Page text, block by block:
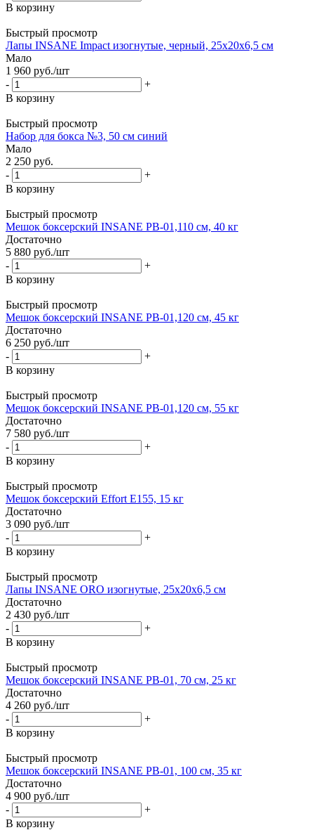
В корзину
Быстрый просмотр
Лапы INSANE Impact изогнутые, черный, 25х20х6,5 см
Мало
1 960 руб./шт
-
+
В корзину
Быстрый просмотр
Набор для бокса №3, 50 см синий
Мало
2 250 руб.
-
+
В корзину
Быстрый просмотр
Мешок боксерский INSANE PB-01,110 см, 40 кг
Достаточно
5 880 руб./шт
-
+
В корзину
Быстрый просмотр
Мешок боксерский INSANE PB-01,120 см, 45 кг
Достаточно
6 250 руб./шт
-
+
В корзину
Быстрый просмотр
Мешок боксерский INSANE PB-01,120 см, 55 кг
Достаточно
7 580 руб./шт
-
+
В корзину
Быстрый просмотр
Мешок боксерский Effort E155, 15 кг
Достаточно
3 090 руб./шт
-
+
В корзину
Быстрый просмотр
Лапы INSANE ORO изогнутые, 25х20х6,5 см
Достаточно
2 430 руб./шт
-
+
В корзину
Быстрый просмотр
Мешок боксерский INSANE PB-01, 70 см, 25 кг
Достаточно
4 260 руб./шт
-
+
В корзину
Быстрый просмотр
Мешок боксерский INSANE PB-01, 100 см, 35 кг
Достаточно
4 900 руб./шт
-
+
В корзину